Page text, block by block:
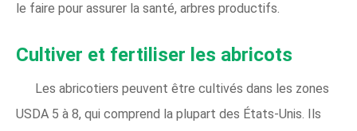
le faire pour assurer la santé, arbres productifs.
Cultiver et fertiliser les abricots
Les abricotiers peuvent être cultivés dans les zones
USDA 5 à 8, qui comprend la plupart des États-Unis. Ils